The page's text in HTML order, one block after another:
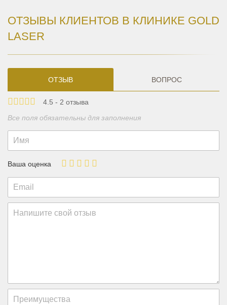
ОТЗЫВЫ КЛИЕНТОВ В КЛИНИКЕ GOLD
LASER
ОТЗЫВ ВОПРОС
4.5 - 2 отзыва
Все поля обязательны для заполнения
Ваша оценка